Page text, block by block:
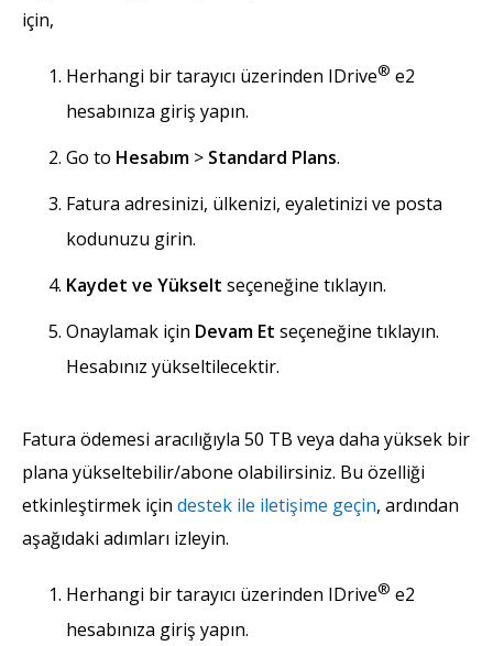
için,
Herhangi bir tarayıcı üzerinden IDrive® e2
hesabınıza giriş yapın.
Go to Hesabım > Standard Plans.
Fatura adresinizi, ülkenizi, eyaletinizi ve posta
kodunuzu girin.
Kaydet ve Yükselt seçeneğine tıklayın.
Onaylamak için Devam Et seçeneğine tıklayın.
Hesabınız yükseltilecektir.
Fatura ödemesi aracılığıyla 50 TB veya daha yüksek bir
plana yükseltebilir/abone olabilirsiniz. Bu özelliği
etkinleştirmek için destek ile iletişime geçin, ardından
aşağıdaki adımları izleyin.
Herhangi bir tarayıcı üzerinden IDrive® e2
hesabınıza giriş yapın.